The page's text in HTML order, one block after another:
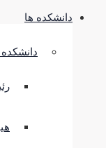
دانشکده ها